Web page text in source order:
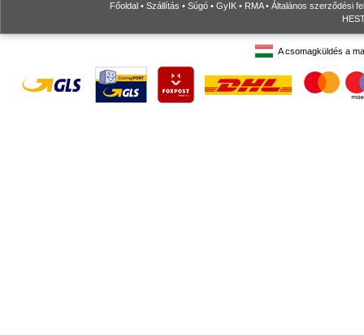
Főoldal • Szállítás • Súgó • GyIK • RMA• Általános szerződési
A csomagküldés a